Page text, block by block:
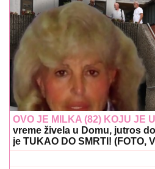
OVO JE MILKA (82) KOJU JE
vreme živela u Domu, jutros
je TUKAO DO SMRTI! (FOTO,